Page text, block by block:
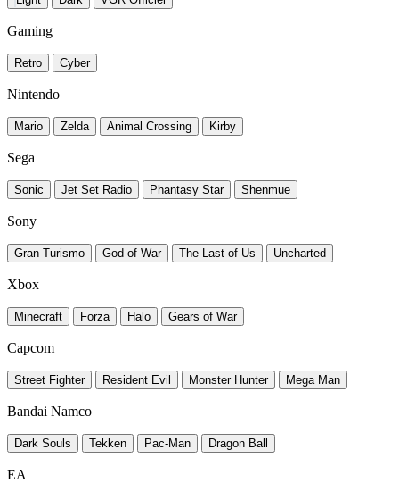
Gaming
Retro Cyber
Nintendo
Mario Zelda Animal Crossing Kirby
Sega
Sonic Jet Set Radio Phantasy Star Shenmue
Sony
Gran Turismo God of War The Last of Us Uncharted
Xbox
Minecraft Forza Halo Gears of War
Capcom
Street Fighter Resident Evil Monster Hunter Mega Man
Bandai Namco
Dark Souls Tekken Pac-Man Dragon Ball
EA